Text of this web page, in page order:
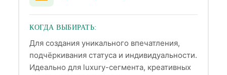
КОГДА ВЫБИРАТЬ:
Для создания уникального впечатления,
подчёркивания статуса и индивидуальности.
Идеально для luxury-сегмента, креативных